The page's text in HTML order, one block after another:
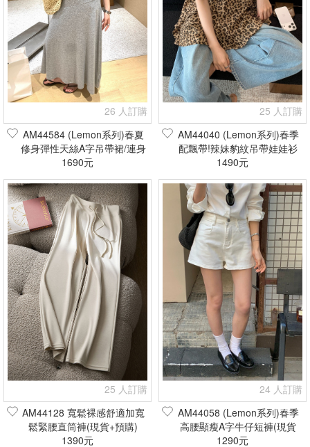
26 人訂購
AM44584 (Lemon系列)春夏
修身彈性天絲A字吊帶裙/連身
裙(現貨+預購)
1690元
25 人訂購
AM44040 (Lemon系列)春季
配飄帶!辣妹豹紋吊帶娃娃衫
(現貨+預購)
1490元
25 人訂購
AM44128 寬鬆裸感舒適加寬
鬆緊腰直筒褲(現貨+預購)
1390元
24 人訂購
AM44058 (Lemon系列)春季
高腰顯瘦A字牛仔短褲(現貨
+預購)
1290元